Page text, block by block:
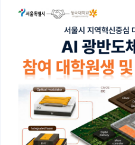
반도체 아카데미
재팬라운지 🌸